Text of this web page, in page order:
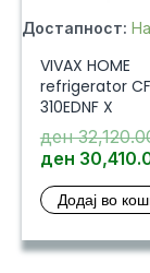
Достапност:
VIVAX HOME
refrigerator
310EDNF X
ден
ден
Додај во